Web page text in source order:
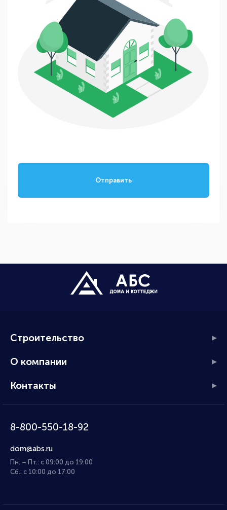
Отправить
Строительство
О компании
Контакты
8-800-550-18-92
dom@abs.ru
Пн. – Пт.: с 09:00 до 19:00
Сб.: с 10:00 до 17:00